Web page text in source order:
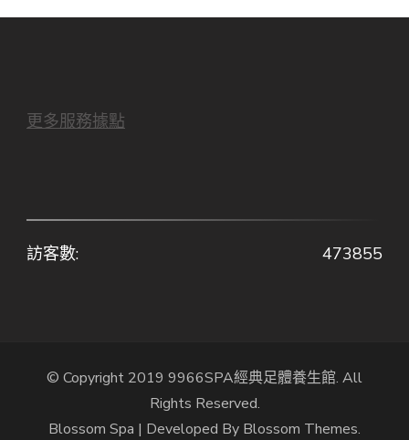
更多服務據點
473855
訪客數:
© Copyright 2019 9966SPA經典足體養生館. All
Rights Reserved.
Blossom Spa | Developed By Blossom Themes.